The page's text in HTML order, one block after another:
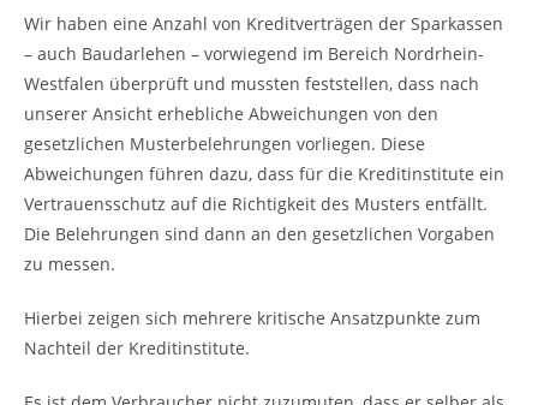
Wir haben eine Anzahl von Kreditverträgen der Sparkassen
– auch Baudarlehen – vorwiegend im Bereich Nordrhein-
Westfalen überprüft und mussten feststellen, dass nach
unserer Ansicht erhebliche Abweichungen von den
gesetzlichen Musterbelehrungen vorliegen. Diese
Abweichungen führen dazu, dass für die Kreditinstitute ein
Vertrauensschutz auf die Richtigkeit des Musters entfällt.
Die Belehrungen sind dann an den gesetzlichen Vorgaben
zu messen.
Hierbei zeigen sich mehrere kritische Ansatzpunkte zum
Nachteil der Kreditinstitute.